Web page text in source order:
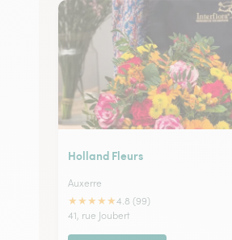
Holland Fleurs
Auxerre
★★★★★4.8 (99)
41, rue Joubert